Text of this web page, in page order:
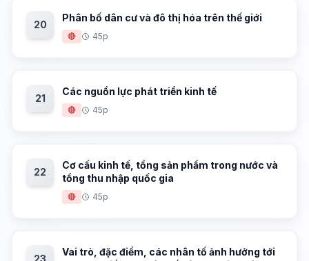
20
Phân bố dân cư và đô thị hóa trên thế giới
🔴 45p
21
Các nguồn lực phát triển kinh tế
🔴 45p
22
Cơ cấu kinh tế, tổng sản phẩm trong nước và
tổng thu nhập quốc gia
🔴 45p
23
Vai trò, đặc điểm, các nhân tố ảnh hưởng tới